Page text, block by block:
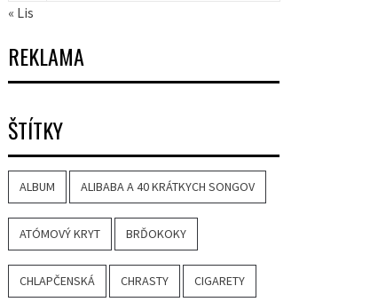
« Lis
REKLAMA
ŠTÍTKY
ALBUM ALIBABA A 40 KRÁTKYCH SONGOV
ATÓMOVÝ KRYT BRĎOKOKY
CHLAPČENSKÁ CHRASTY CIGARETY